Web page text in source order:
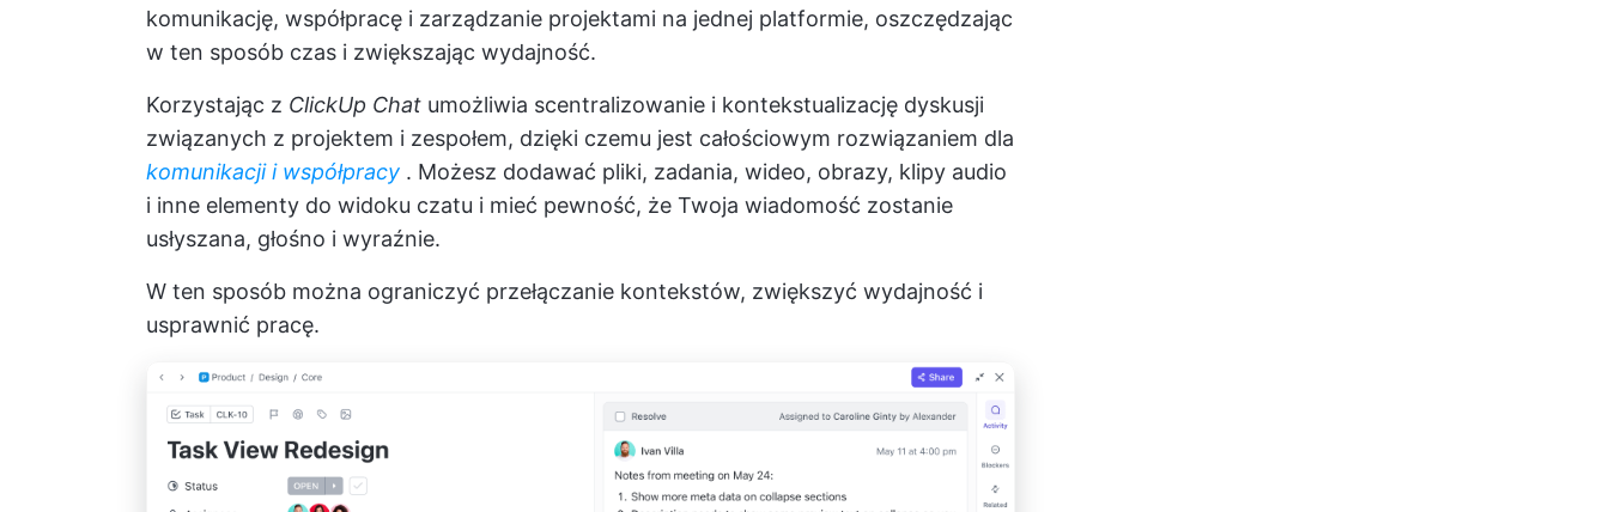
komunikację, współpracę i zarządzanie projektami na jednej platformie, oszczędzając
w ten sposób czas i zwiększając wydajność.
Korzystając z ClickUp Chat umożliwia scentralizowanie i kontekstualizację dyskusji
związanych z projektem i zespołem, dzięki czemu jest całościowym rozwiązaniem dla
komunikacji i współpracy . Możesz dodawać pliki, zadania, wideo, obrazy, klipy audio
i inne elementy do widoku czatu i mieć pewność, że Twoja wiadomość zostanie
usłyszana, głośno i wyraźnie.
W ten sposób można ograniczyć przełączanie kontekstów, zwiększyć wydajność i
usprawnić pracę.